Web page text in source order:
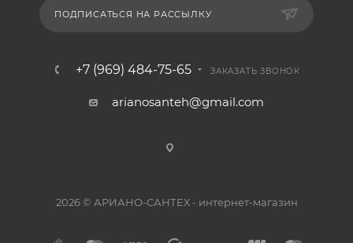
ПОДПИСАТЬСЯ НА РАССЫЛКУ
+7 (969) 484-75-65 ЗАКАЗАТЬ ЗВОНОК
arianosanteh@gmail.com
2026 © АРИАНО-САНТЕХ - интернет-магазин